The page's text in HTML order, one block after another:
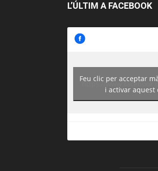
L’ÚLTIM A FACEBOOK
https://
Feu clic per acceptar
i activar aquest